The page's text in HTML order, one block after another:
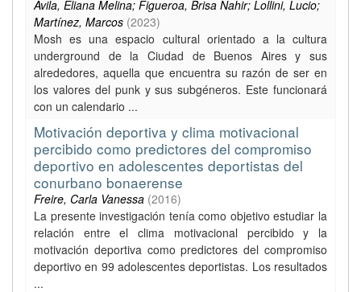
Avila, Eliana Melina; Figueroa, Brisa Nahir; Lollini, Lucio;
Martínez, Marcos (2023)
Mosh es una espacio cultural orientado a la cultura
underground de la Ciudad de Buenos Aires y sus
alrededores, aquella que encuentra su razón de ser en
los valores del punk y sus subgéneros. Este funcionará
con un calendario ...
Motivación deportiva y clima motivacional
percibido como predictores del compromiso
deportivo en adolescentes deportistas del
conurbano bonaerense
Freire, Carla Vanessa (2016)
La presente investigación tenía como objetivo estudiar la
relación entre el clima motivacional percibido y la
motivación deportiva como predictores del compromiso
deportivo en 99 adolescentes deportistas. Los resultados
...